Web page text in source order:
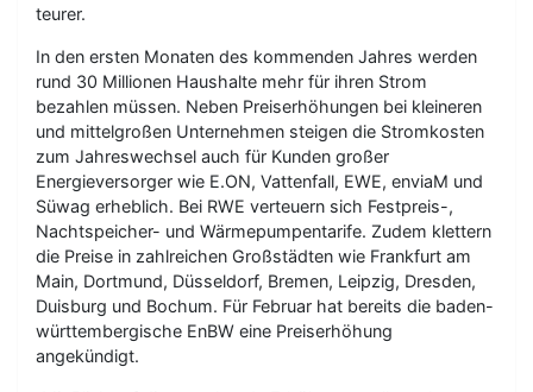
teurer.
In den ersten Monaten des kommenden Jahres werden
rund 30 Millionen Haushalte mehr für ihren Strom
bezahlen müssen. Neben Preiserhöhungen bei kleineren
und mittelgroßen Unternehmen steigen die Stromkosten
zum Jahreswechsel auch für Kunden großer
Energieversorger wie E.ON, Vattenfall, EWE, enviaM und
Süwag erheblich. Bei RWE verteuern sich Festpreis-,
Nachtspeicher- und Wärmepumpentarife. Zudem klettern
die Preise in zahlreichen Großstädten wie Frankfurt am
Main, Dortmund, Düsseldorf, Bremen, Leipzig, Dresden,
Duisburg und Bochum. Für Februar hat bereits die baden-
württembergische EnBW eine Preiserhöhung
angekündigt.